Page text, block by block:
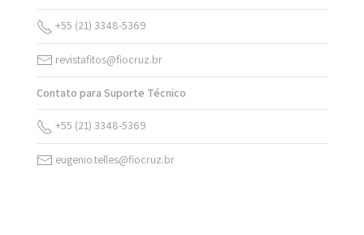
+55 (21) 3348-5369
revistafitos@fiocruz.br
Contato para Suporte Técnico
+55 (21) 3348-5369
eugenio.telles@fiocruz.br